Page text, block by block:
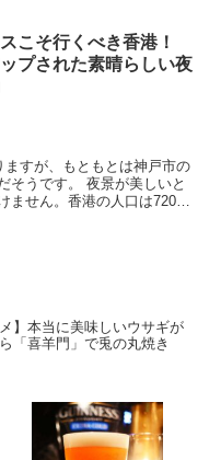
こそ行くべき香港！
プされた素晴らしい夜
ますが、もともとは神戸市の
そうです。 夜景が美しいと
ません。香港の人口は720万
メ】本当に美味しいウサギが
「喜羊門」で兎の丸焼き